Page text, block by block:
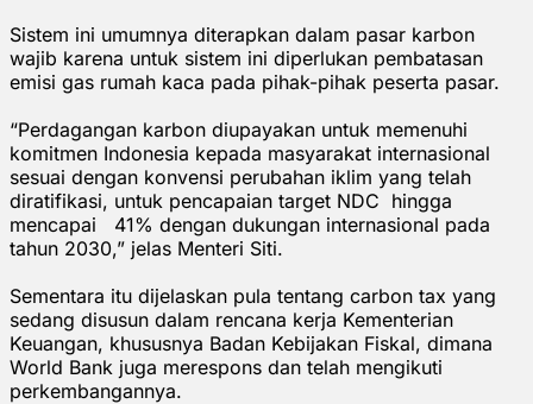
Sistem ini umumnya diterapkan dalam pasar karbon
wajib karena untuk sistem ini diperlukan pembatasan
emisi gas rumah kaca pada pihak-pihak peserta pasar.
“Perdagangan karbon diupayakan untuk memenuhi
komitmen Indonesia kepada masyarakat internasional
sesuai dengan konvensi perubahan iklim yang telah
diratifikasi, untuk pencapaian target NDC hingga
mencapai 41% dengan dukungan internasional pada
tahun 2030,” jelas Menteri Siti.
Sementara itu dijelaskan pula tentang carbon tax yang
sedang disusun dalam rencana kerja Kementerian
Keuangan, khususnya Badan Kebijakan Fiskal, dimana
World Bank juga merespons dan telah mengikuti
perkembangannya.